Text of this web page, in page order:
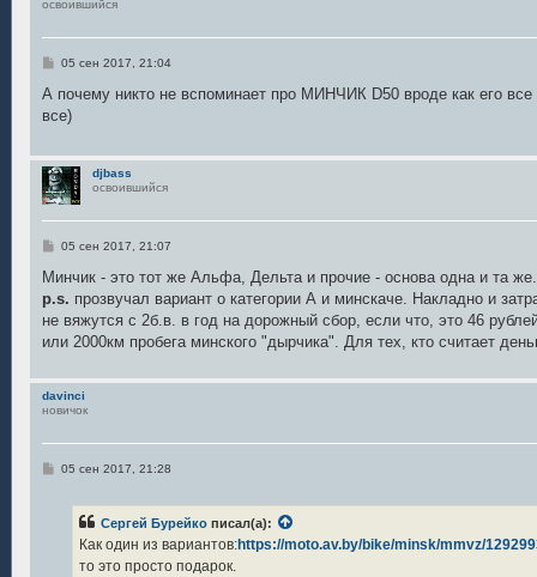
освоившийся
С
о
щ
и
е
05 сен 2017, 21:04
А почему никто не вспоминает про МИНЧИК D50 вроде как его
все)
djbass
освоившийся
С
о
щ
е
и
05 сен 2017, 21:07
Минчик - это тот же Альфа, Дельта и прочие - основа одна и та же.
p.s. прозвучал вариант о категории А и минскаче. Накладно и
не вяжутся с 2б.в. в год на дорожный сбор, если что, это 46
или 2000км пробега минского "дырчика". Для тех, кто считает
davinci
новичок
С05 сен 2017, 21:28
Сергей Бурейко писал(а):
Как один из вариантов:https://moto.av.by/bike/minsk/mmvz/
то это просто подарок.